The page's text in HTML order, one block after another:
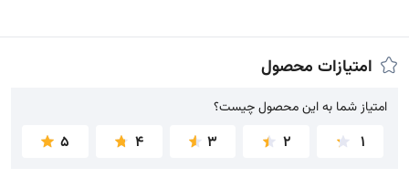
امتیازات محصول
امتیاز شما به این محصول چیست؟
امتیاز شما به این محصول چیست؟
1
2
3
4
5